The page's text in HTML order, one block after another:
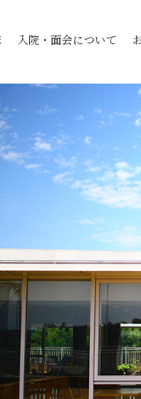
入院・面会について